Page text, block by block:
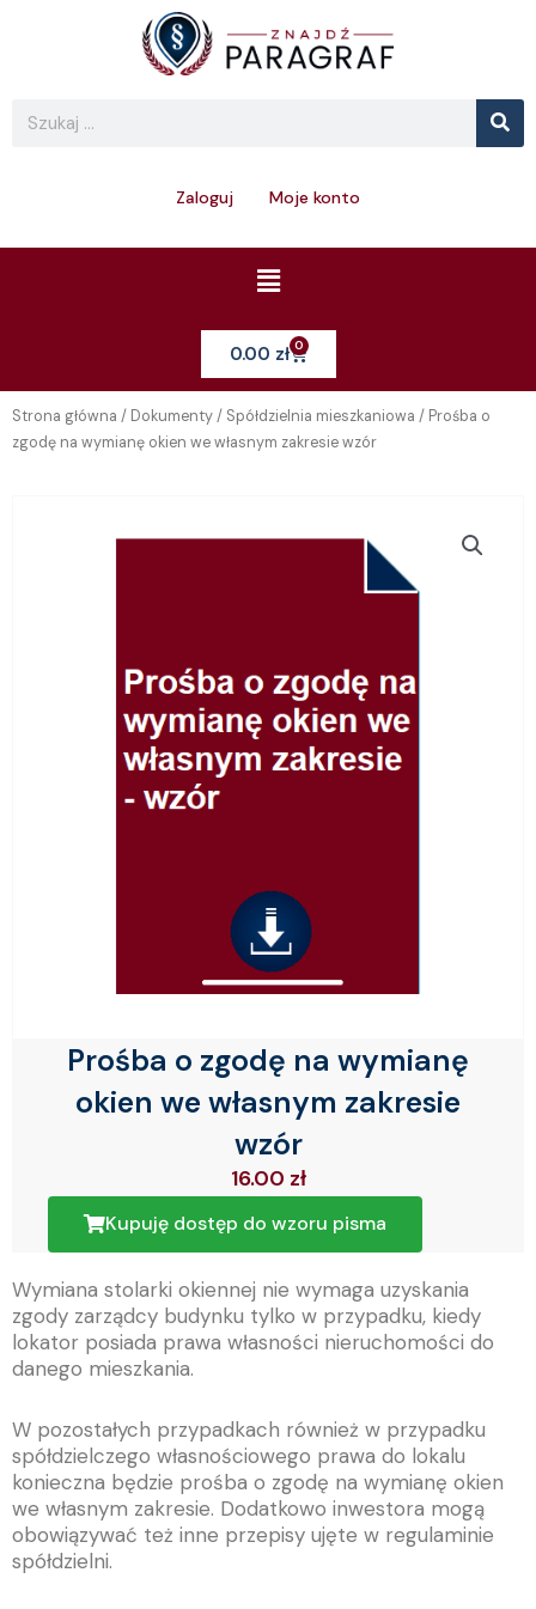
Search
Zaloguj Moje konto
Menu
0.00 zł 0Cart
Strona główna / Dokumenty/ Spółdzielnia mieszkaniowa / Prośba o
zgodę na wymianę okien we własnym zakresie wzór
Prośba o zgodę na wymianę
okien we własnym zakresie
wzór
16.00 zł
Kupuję dostęp do wzoru pisma
Wymiana stolarki okiennej nie wymaga uzyskania
zgody zarządcy budynku tylko w przypadku, kiedy
lokator posiada prawa własności nieruchomości do
danego mieszkania.
W pozostałych przypadkach również w przypadku
spółdzielczego własnościowego prawa do lokalu
konieczna będzie prośba o zgodę na wymianę okien
we własnym zakresie. Dodatkowo inwestora mogą
obowiązywać też inne przepisy ujęte w regulaminie
spółdzielni.